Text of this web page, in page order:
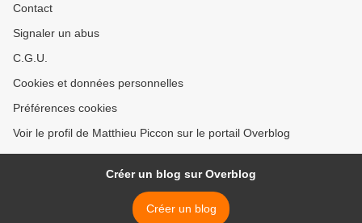
Contact
Signaler un abus
C.G.U.
Cookies et données personnelles
Préférences cookies
Voir le profil de Matthieu Piccon sur le portail Overblog
Créer un blog sur Overblog
Créer un blog